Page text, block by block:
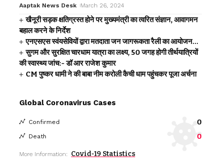
Aaptak News Desk March 26, 2024
खैनूरी सड़क क्षतिग्रस्त होने पर मुख्यमंत्री का त्वरित संज्ञान, आवागमन
बहाल करने के निर्देश
एनएसएस स्वंयसेवियों द्वारा मतदाता जन जागरूकता रैली का आयोजन…
सुगम और सुरक्षित चारधाम यात्रा का लक्ष्य, 50 जगह होगी तीर्थयात्रियों
की स्वास्थ्य जांच:- डॉ आर राजेश कुमार
CM पुष्कर धामी ने की बाबा नीम करोली कैची धाम पहुंचकर पूजा अर्चना
Global Coronavirus Cases
Confirmed 0
Death 0
More Information: Covid-19 Statistics